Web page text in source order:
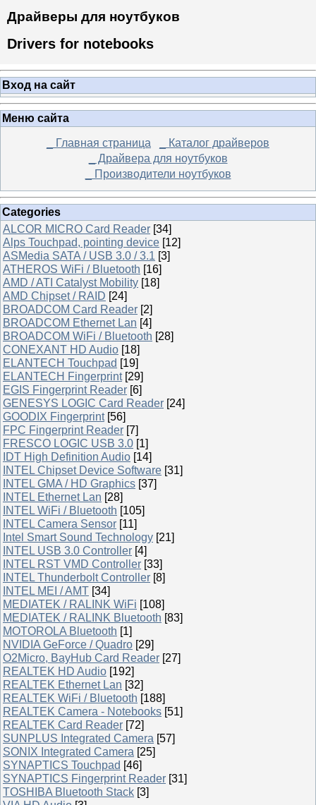
Драйверы для ноутбуков
Drivers for notebooks
Вход на сайт
Меню сайта
_ Главная страница
_ Каталог драйверов
_ Драйвера для ноутбуков
_ Производители ноутбуков
Categories
ALCOR MICRO Card Reader [34]
Alps Touchpad, pointing device [12]
ASMedia SATA / USB 3.0 / 3.1 [3]
ATHEROS WiFi / Bluetooth [16]
AMD / ATI Catalyst Mobility [18]
AMD Chipset / RAID [24]
BROADCOM Card Reader [2]
BROADCOM Ethernet Lan [4]
BROADCOM WiFi / Bluetooth [28]
CONEXANT HD Audio [18]
ELANTECH Touchpad [19]
ELANTECH Fingerprint [29]
EGIS Fingerprint Reader [6]
GENESYS LOGIC Card Reader [24]
GOODIX Fingerprint [56]
FPC Fingerprint Reader [7]
FRESCO LOGIC USB 3.0 [1]
IDT High Definition Audio [14]
INTEL Chipset Device Software [31]
INTEL GMA / HD Graphics [37]
INTEL Ethernet Lan [28]
INTEL WiFi / Bluetooth [105]
INTEL Camera Sensor [11]
Intel Smart Sound Technology [21]
INTEL USB 3.0 Controller [4]
INTEL RST VMD Controller [33]
INTEL Thunderbolt Controller [8]
INTEL MEI / AMT [34]
MEDIATEK / RALINK WiFi [108]
MEDIATEK / RALINK Bluetooth [83]
MOTOROLA Bluetooth [1]
NVIDIA GeForce / Quadro [29]
O2Micro, BayHub Card Reader [27]
REALTEK HD Audio [192]
REALTEK Ethernet Lan [32]
REALTEK WiFi / Bluetooth [188]
REALTEK Camera - Notebooks [51]
REALTEK Card Reader [72]
SUNPLUS Integrated Camera [57]
SONIX Integrated Camera [25]
SYNAPTICS Touchpad [46]
SYNAPTICS Fingerprint Reader [31]
TOSHIBA Bluetooth Stack [3]